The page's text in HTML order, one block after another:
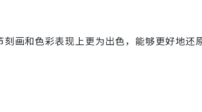
画和色彩表现上更为出色，能够更好地还